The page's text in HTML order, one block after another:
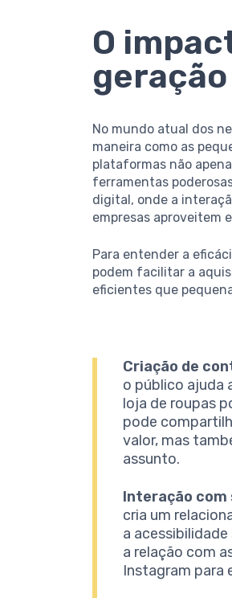
O
No mundo atual dos
maneira como as
plataformas não
ferramentas
digital, onde a
empresas aproveitem
Para entender a
podem facilitar a
eficientes que
Criação de
o público ajuda
loja de roupas
pode
valor, mas
assunto.
Interação com
cria um
a
a relação com
Instagram para